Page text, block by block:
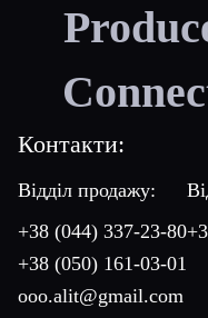
Контакти:
Відділ продажу:
+38 (044) 337-23-80
+38 (050) 161-03-01
ooo.alit@gmail.com